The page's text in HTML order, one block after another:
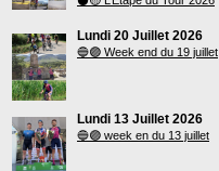
Lundi 20 Juillet 2026
🔵🟣 Week end du 19 juillet
Lundi 13 Juillet 2026
🔵🟣 week en du 13 juillet